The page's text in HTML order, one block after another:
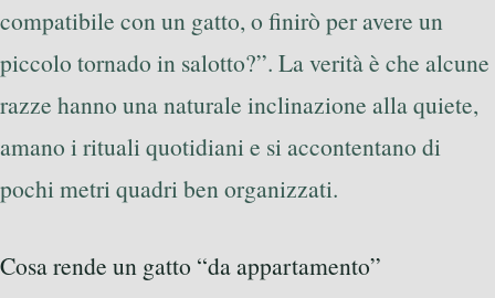
compatibile con un gatto, o finirò per avere un
piccolo tornado in salotto?”. La verità è che alcune
razze hanno una naturale inclinazione alla quiete,
amano i rituali quotidiani e si accontentano di
pochi metri quadri ben organizzati.
Cosa rende un gatto “da appartamento”